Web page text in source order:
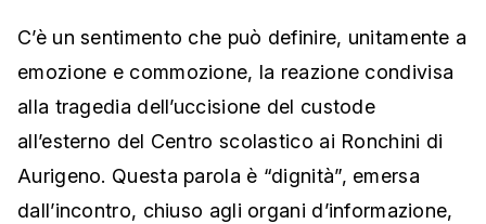
C’è un sentimento che può definire, unitamente a
emozione e commozione, la reazione condivisa
alla tragedia dell’uccisione del custode
all’esterno del Centro scolastico ai Ronchini di
Aurigeno. Questa parola è “dignità”, emersa
dall’incontro, chiuso agli organi d’informazione,